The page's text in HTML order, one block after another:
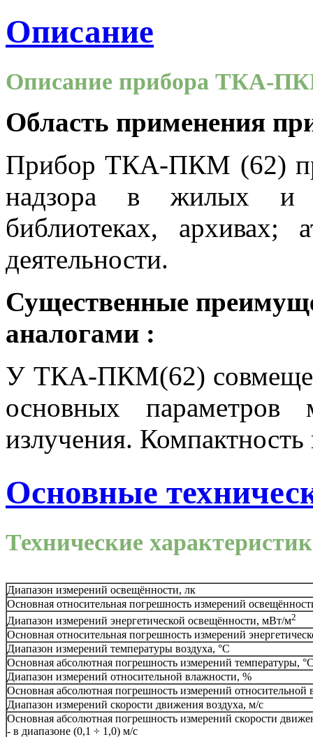
Описание
Описание прибора ТКА-
Область применения
Прибор ТКА-ПКМ (62)
надзора в жилых и
библиотеках,
деятельности.
Существенные
аналогами :
У ТКА-ПКМ(62)
основных параметров
излучения. Компактность
Основные
Технические
Диапазон измерений освещённости, лк
Основная относительная погрешность измерений
Диапазон измерений энергетической освещённости, мВт/м2
Основная относительная погрешность измерений
Диапазон измерений температуры воздуха, °С
Основная абсолютная погрешность измерений температуры,
Диапазон измерений относительной влажности, %
Основная абсолютная погрешность измерений относительной
Диапазон измерений скорости движения воздуха, м/с
Основная абсолютная погрешность измерений скорости
- в диапазоне (0,1 ÷ 1,0) м/с